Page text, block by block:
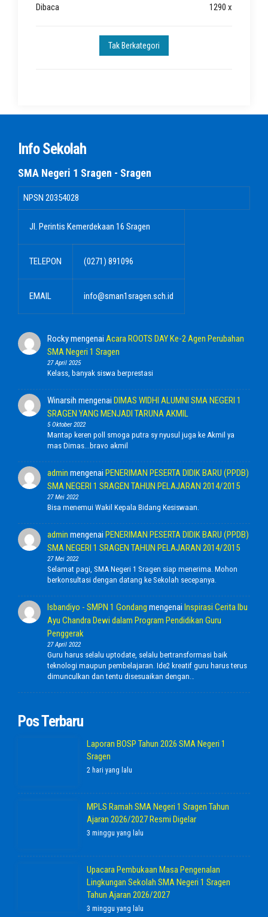
Dibaca 1290 x
Tak Berkategori
Info Sekolah
SMA Negeri 1 Sragen - Sragen
NPSN 20354028
Jl. Perintis Kemerdekaan 16 Sragen
TELEPON (0271) 891096
EMAIL info@sman1sragen.sch.id
Rockymengenai Acara ROOTS DAY Ke-2 Agen Perubahan
SMA Negeri 1 Sragen
27 April 2025
Kelass, banyak siswa berprestasi
Winarsih mengenai DIMAS WIDHI ALUMNI SMA NEGERI 1
SRAGEN YANG MENJADI TARUNA AKMIL
5 Oktober 2022
Mantap keren poll smoga putra sy nyusul juga ke Akmil ya
mas Dimas...bravo akmil
admin mengenai PENERIMAN PESERTA DIDIK BARU (PPDB)
SMA NEGERI 1 SRAGEN TAHUN PELAJARAN 2014/2015
27 Mei 2022
Bisa menemui Wakil Kepala Bidang Kesiswaan.
admin mengenai PENERIMAN PESERTA DIDIK BARU (PPDB)
SMA NEGERI 1 SRAGEN TAHUN PELAJARAN 2014/2015
27 Mei 2022
Selamat pagi, SMA Negeri 1 Sragen siap menerima. Mohon
berkonsultasi dengan datang ke Sekolah secepanya.
Isbandiyo - SMPN 1 Gondang mengenai Inspirasi Cerita Ibu
Ayu Chandra Dewi dalam Program Pendidikan Guru
Penggerak
27 April 2022
Guru harus selalu uptodate, selalu bertransformasi baik
teknologi maupun pembelajaran. Ide2 kreatif guru harus terus
dimunculkan dan tentu disesuaikan dengan…
Pos Terbaru
Laporan BOSP Tahun 2026 SMA Negeri 1
Sragen
2 hari yang lalu
MPLS Ramah SMA Negeri 1 Sragen Tahun
Ajaran 2026/2027 Resmi Digelar
3 minggu yang lalu
Upacara Pembukaan Masa Pengenalan
Lingkungan Sekolah SMA Negeri 1 Sragen
Tahun Ajaran 2026/2027
3 minggu yang lalu